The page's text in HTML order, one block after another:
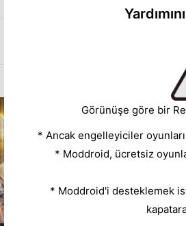
Görünüşe göre bir
* Ancak engelleyiciler
* Moddroid, ücretsiz
* Moddroid'i desteklemek